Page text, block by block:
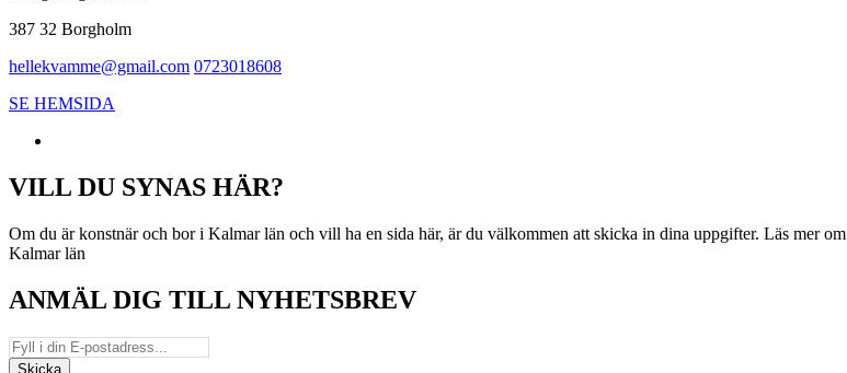
387 32 Borgholm
hellekvamme@gmail.com 0723018608
SE HEMSIDA
VILL DU SYNAS HÄR?
Om du är konstnär och bor i Kalmar län och vill ha en sida här, är du välkommen att skicka in dina uppgifter. Läs mer om
Kalmar län
ANMÄL DIG TILL NYHETSBREV